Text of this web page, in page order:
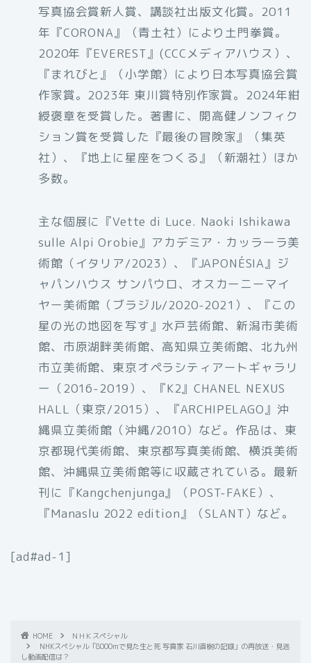
写真協会賞新人賞、講談社出版文化賞。2011
年『CORONA』（青土社）により土門拳賞。
2020年『EVEREST』(CCCメディアハウス）、
『まれびと』（小学館）により日本写真協会賞
作家賞。2023年 東川賞特別作家賞。2024年紺
綬褒章を受賞した。著書に、開高健ノンフィク
ション賞を受賞した『最後の冒険家』（集英
社）、『地上に星座をつくる』（新潮社）ほか
多数。
主な個展に『Vette di Luce. Naoki Ishikawa
sulle Alpi Orobie』アカデミア・カッラーラ美
術館（イタリア/2023）、『JAPONÉSIA』ジ
ャパンハウス サンパウロ、オスカーニーマイ
ヤー美術館（ブラジル/2020-2021）、『この
星の光の地図を写す』水戸芸術館、新潟市美術
館、市原湖畔美術館、高知県立美術館、北九州
市立美術館、東京オペラシティアートギャラリ
ー（2016-2019）、『K2』CHANEL NEXUS
HALL（東京/2015）、『ARCHIPELAGO』沖
縄県立美術館（沖縄/2010）など。作品は、東
京都現代美術館、東京都写真美術館、横浜美術
館、沖縄県立美術館等に収蔵されている。最新
刊に『Kangchenjunga』（POST-FAKE）、
『Manaslu 2022 edition』（SLANT）など。
[ad#ad-1]
HOME
ＮＨＫスペシャル
NHKスペシャル「8000mで見た生と死 写真家 石川直樹の記録」の再放送・見逃
し動画配信は？